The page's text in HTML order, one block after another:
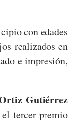
con edades
realizados en
e impresión,
Gutiérrez
tercer premio